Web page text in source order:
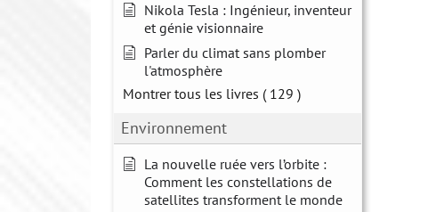
Nikola Tesla : Ingénieur, inventeur
et génie visionnaire
Parler du climat sans plomber
l'atmosphère
Montrer tous les livres ( 129 )
Environnement
La nouvelle ruée vers l’orbite :
Comment les constellations de
satellites transforment le monde